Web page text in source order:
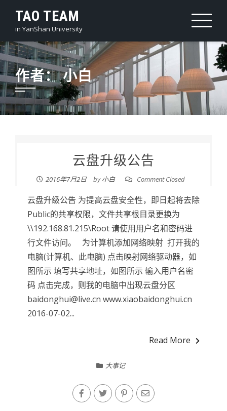
content
TAO TEAM
in YanShan University
作者：小白
云盘升级公告
2016年7月2日 by小白 Comment Closed
云盘升级公告 为提高云盘安全性，即日起将去除
Public的共享权限，文件共享根目录更换为
\\192.168.81.215\Root 请使用用户名和密码进
行文件访问。 为计算机添加网络映射 打开我的
电脑(计算机、此电脑) 点击映射网络驱动器，如
图所示 填写共享地址，如图所示 输入用户名密
码 点击完成，则我的电脑中出现云盘分区
baidonghui@live.cn www.xiaobaidonghui.cn
2016-07-02...
Read More
大事记